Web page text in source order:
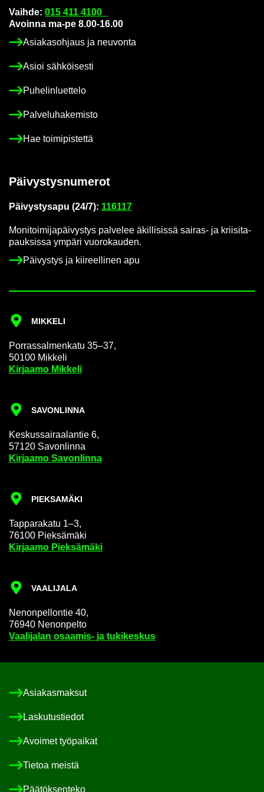
Vaih­de: 015 411 4100
Avoin­na ma-pe 8.00-16.00
Asia­kas­oh­jaus ja neu­von­ta
Asioi säh­köi­ses­ti
Pu­he­lin­luet­te­lo
Pal­ve­lu­ha­ke­mis­to
Hae toi­mi­pis­tet­tä
Päi­vys­tys­nu­me­rot
Päi­vys­tys­a­pu (24/7): 116117
Mo­ni­toi­mi­ja­päi­vys­tys pal­ve­lee äkil­li­sis­sä sairas-​ ja krii­si­ta­
pauk­sis­sa ym­pä­ri vuo­ro­kau­den.
Päi­vys­tys ja kii­reel­li­nen apu
MIK­KE­LI
Por­ras­sal­men­ka­tu 35–37,
50100 Mik­ke­li
Kir­jaa­mo Mik­ke­li
SA­VON­LIN­NA
Kes­kus­sai­raa­lan­tie 6,
57120 Sa­von­lin­na
Kir­jaa­mo Sa­von­lin­na
PIEK­SA­MÄ­KI
Tap­pa­ra­ka­tu 1–3,
76100 Piek­sä­mä­ki
Kir­jaa­mo Piek­sä­mä­ki
VAA­LI­JA­LA
Ne­non­pel­lon­tie 40,
76940 Ne­non­pel­to
Vaa­li­ja­lan osaamis-​ ja tu­ki­kes­kus
Asia­kas­mak­sut
Las­ku­tus­tie­dot
Avoi­met työ­pai­kat
Tie­toa meis­tä
Pää­tök­sen­te­ko